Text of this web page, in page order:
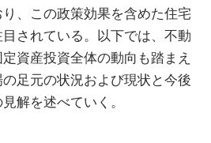
、この政策効果を含めた住宅
されている。以下では、不動
資産投資全体の動向も踏まえ
足元の状況および現状と今後
解を述べていく。